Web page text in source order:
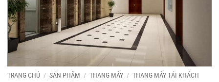
TRANG CHỦ / SẢN PHẨM / THANG MÁY / THANG MÁY TẢI KHÁCH